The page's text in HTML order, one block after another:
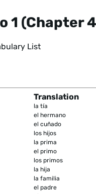
1 (Chapter
List
Translation
la tía
el hermano
el cuñado
los hijos
la prima
el primo
los primos
la hija
la familia
el padre